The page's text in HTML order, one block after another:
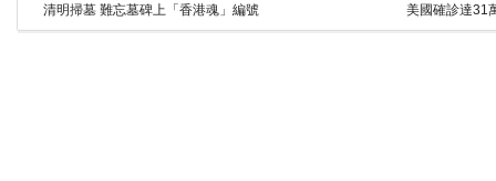
清明掃墓 難忘墓碑上「香港魂」編號 美國確診達31